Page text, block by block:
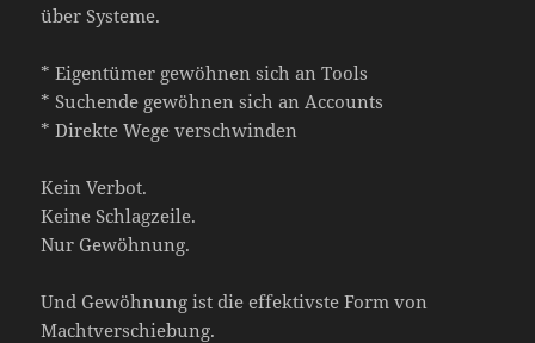
über Systeme.
* Eigentümer gewöhnen sich an Tools
* Suchende gewöhnen sich an Accounts
* Direkte Wege verschwinden
Kein Verbot.
Keine Schlagzeile.
Nur Gewöhnung.
Und Gewöhnung ist die effektivste Form von
Machtverschiebung.